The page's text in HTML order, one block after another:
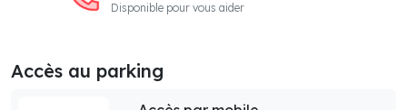
Disponible pour vous aider
Accès au parking